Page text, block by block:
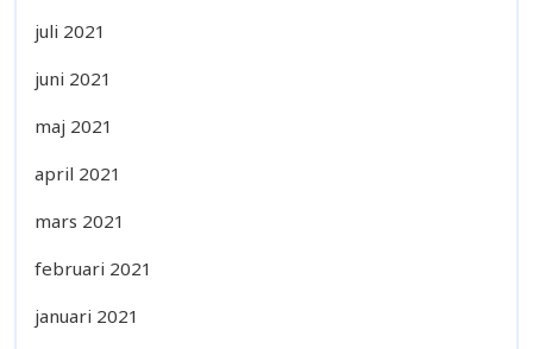
juli 2021
juni 2021
maj 2021
april 2021
mars 2021
februari 2021
januari 2021